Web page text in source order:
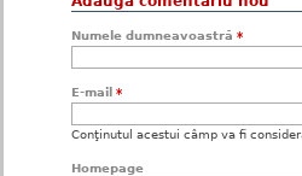
Numele dumneavoastră *
E-mail *
Conţinutul acestui câmp va fi
Homepage